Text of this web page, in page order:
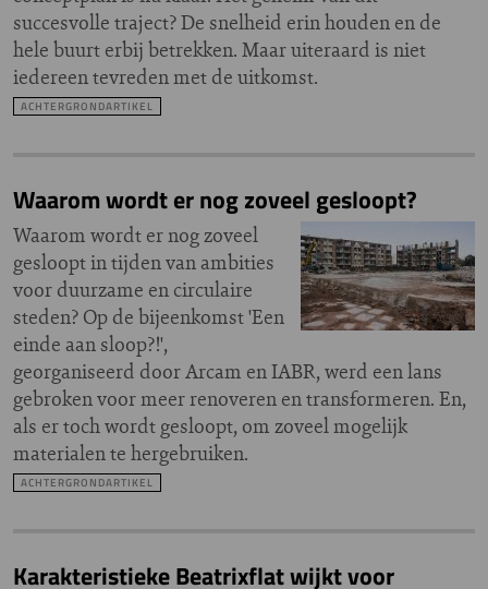
succesvolle traject? De snelheid erin houden en de
hele buurt erbij betrekken. Maar uiteraard is niet
iedereen tevreden met de uitkomst.
ACHTERGRONDARTIKEL
Waarom wordt er nog zoveel gesloopt?
Waarom wordt er nog zoveel
gesloopt in tijden van ambities
voor duurzame en circulaire
steden? Op de bijeenkomst 'Een
einde aan sloop?!',
georganiseerd door Arcam en IABR, werd een lans
gebroken voor meer renoveren en transformeren. En,
als er toch wordt gesloopt, om zoveel mogelijk
materialen te hergebruiken.
ACHTERGRONDARTIKEL
Karakteristieke Beatrixflat wijkt voor